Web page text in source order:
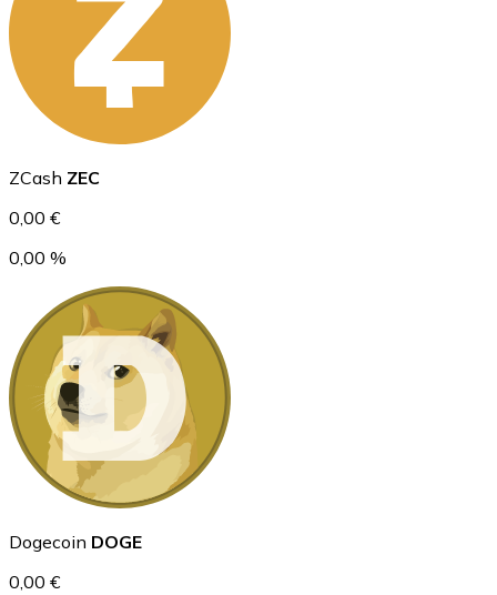
Ethereum
ETH
USD Coin
USDC
ZCash ZEC
0,00 €
0,00 %
Dogecoin DOGE
0,00 €